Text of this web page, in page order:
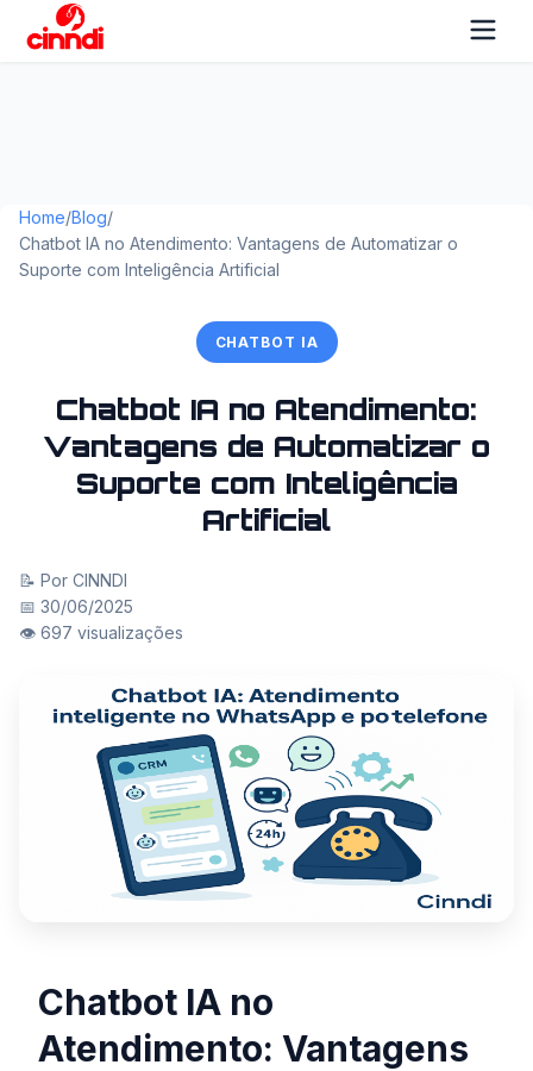
Home/Blog/
Chatbot IA no Atendimento: Vantagens de Automatizar o
Suporte com Inteligência Artificial
CHATBOT IA
Chatbot IA no Atendimento:
Vantagens de Automatizar o
Suporte com Inteligência
Artificial
📝 Por CINNDI
📅 30/06/2025
👁️ 697 visualizações
Chatbot IA no
Atendimento: Vantagens